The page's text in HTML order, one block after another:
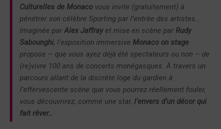
Culturelles de Monaco vous invite (gratuitement) à
pénétrer son célèbre Sporting par l’entrée des artistes…
Imaginée parAlex Jaffrayet mise en scène par Rudy
Sabounghi, l’exposition immersive Monaco on stage
propose – que vous ayez déjà été spectateurs ou non – de
(re)vivre 100 ans de concerts monégasques. À travers un
parcours allant de la discrète loge du gardien à
l’effervescente scène que vous pourrez réellement fouler,
vous découvrirez, comme une star, l’envers d’un décor qui
fait rêver…